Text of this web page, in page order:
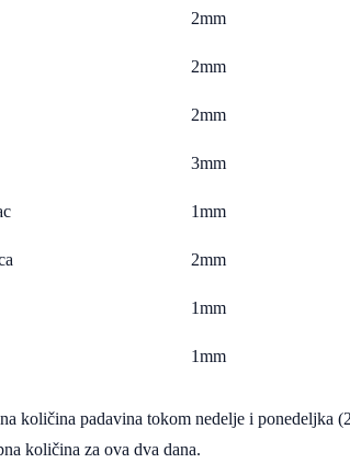
2mm
2mm
2mm
3mm
1mm
2mm
1mm
1mm
količina padavina tokom nedelje i ponedeljka
količina za ova dva dana.